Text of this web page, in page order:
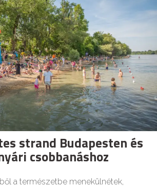
strand Budapesten és
csobbanáshoz
a természetbe menekülnétek,